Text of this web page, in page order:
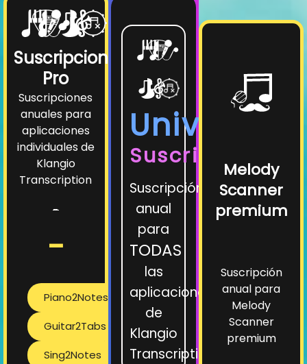
Suscripciones
Pro
Suscripciones
anuales para
aplicaciones
individuales de
Klangio
Transcription
-
-
Piano2Notes
Guitar2Tabs
Sing2Notes
Universe
Suscripción
Suscripción
anual
para
TODAS
las
aplicaciones
de
Klangio
Transcription
Melody
Scanner
premium
Suscripción
anual para
Melody
Scanner
premium